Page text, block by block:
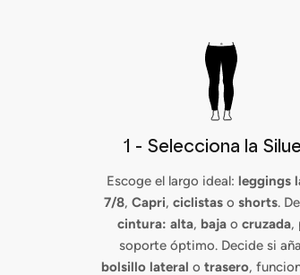
1 - Selecciona la
Escoge el largo ideal: leggings
7/8, Capri, ciclistaso shorts.
cintura: alta, baja ocruzada,
soporte óptimo. Decide si
bolsillo lateral o trasero,